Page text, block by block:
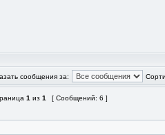
сообщения за:
1 из 1 [ Сообщений: 6 ]